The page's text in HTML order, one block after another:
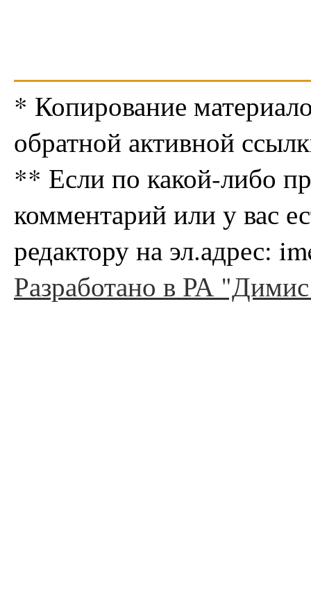
* Копирование
обратной активной
** Если по какой-либо
комментарий или у вас
редактору на эл.адрес:
Разработано в РА